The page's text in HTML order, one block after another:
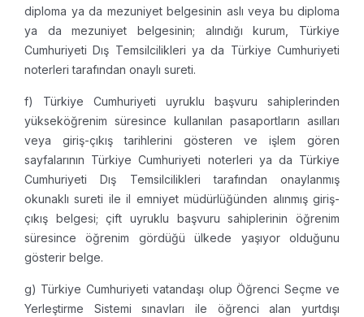
diploma ya da mezuniyet belgesinin aslı veya bu diploma
ya da mezuniyet belgesinin; alındığı kurum, Türkiye
Cumhuriyeti Dış Temsilcilikleri ya da Türkiye Cumhuriyeti
noterleri tarafından onaylı sureti.
f) Türkiye Cumhuriyeti uyruklu başvuru sahiplerinden
yükseköğrenim süresince kullanılan pasaportların asılları
veya giriş-çıkış tarihlerini gösteren ve işlem gören
sayfalarının Türkiye Cumhuriyeti noterleri ya da Türkiye
Cumhuriyeti Dış Temsilcilikleri tarafından onaylanmış
okunaklı sureti ile il emniyet müdürlüğünden alınmış giriş-
çıkış belgesi; çift uyruklu başvuru sahiplerinin öğrenim
süresince öğrenim gördüğü ülkede yaşıyor olduğunu
gösterir belge.
g) Türkiye Cumhuriyeti vatandaşı olup Öğrenci Seçme ve
Yerleştirme Sistemi sınavları ile öğrenci alan yurtdışı